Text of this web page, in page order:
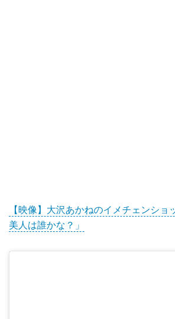
【映像】大沢あかねのイメチェンショ
美人は誰かな？」